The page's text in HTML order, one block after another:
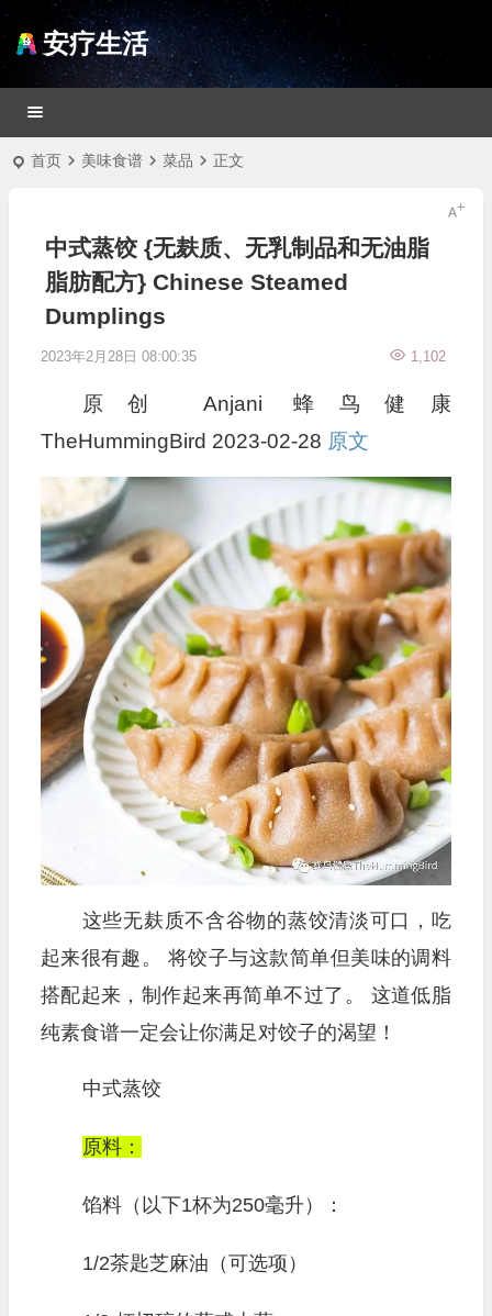
安疗生活
首页 美味食谱 菜品 正文
中式蒸饺 {无麸质、无乳制品和无油脂
脂肪配方} Chinese Steamed
Dumplings
2023年2月28日 08:00:35 1,102
原创 Anjani
蜂鸟健康
TheHummingBird 2023-02-28 原文
这些无麸质不含谷物的蒸饺清淡可口，吃
起来很有趣。 将饺子与这款简单但美味的调料
搭配起来，制作起来再简单不过了。 这道低脂
纯素食谱一定会让你满足对饺子的渴望！
中式蒸饺
原料：
馅料（以下1杯为250毫升）：
1/2茶匙芝麻油（可选项）